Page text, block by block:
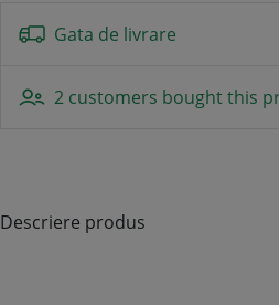
Gata de livrare
2 customers bought this
Descriere produs